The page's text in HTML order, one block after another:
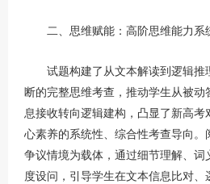
二、思维赋能：高阶思维能力系
试题构建了从文本解读到逻辑推
断的完整思维考查，推动学生从被
息接收转向逻辑建构，凸显了新高考
心素养的系统性、综合性考查导向。
争议情境为载体，通过细节理解、词
度设问，引导学生在文本信息比对、